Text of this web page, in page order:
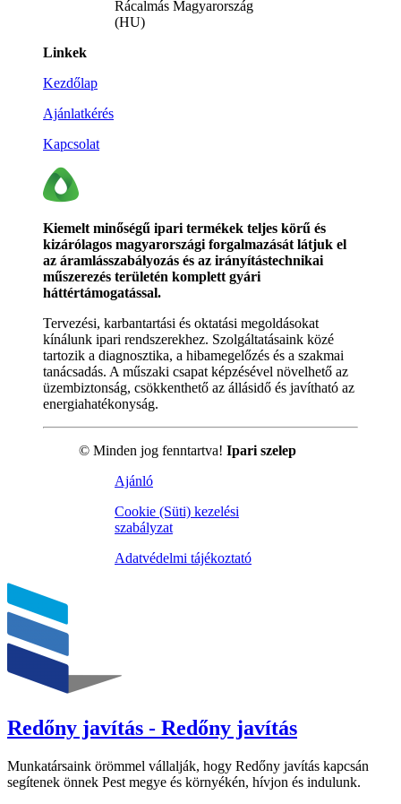
Rácalmás Magyarország
(HU)
Linkek
Kezdőlap
Ajánlatkérés
Kapcsolat
Kiemelt minőségű ipari termékek teljes körű és
kizárólagos magyarországi forgalmazását látjuk el
az áramlásszabályozás és az irányítástechnikai
műszerezés területén komplett gyári
háttértámogatással.
Tervezési, karbantartási és oktatási megoldásokat
kínálunk ipari rendszerekhez. Szolgáltatásaink közé
tartozik a diagnosztika, a hibamegelőzés és a szakmai
tanácsadás. A műszaki csapat képzésével növelhető az
üzembiztonság, csökkenthető az állásidő és javítható az
energiahatékonyság.
© Minden jog fenntartva! Ipari szelep
Ajánló
Cookie (Süti) kezelési
szabályzat
Adatvédelmi tájékoztató
Redőny javítás - Redőny javítás
Munkatársaink örömmel vállalják, hogy Redőny javítás kapcsán
segítenek önnek Pest megye és környékén, hívjon és indulunk.